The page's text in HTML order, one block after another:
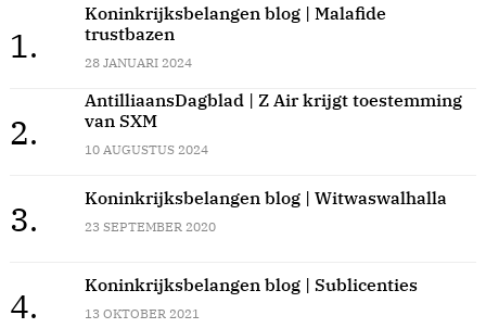
1.
Koninkrijksbelangen blog | Malafide
trustbazen
28 JANUARI 2024
2.
AntilliaansDagblad | Z Air krijgt toestemming
van SXM
10 AUGUSTUS 2024
3.
Koninkrijksbelangen blog | Witwaswalhalla
23 SEPTEMBER 2020
4.
Koninkrijksbelangen blog | Sublicenties
13 OKTOBER 2021